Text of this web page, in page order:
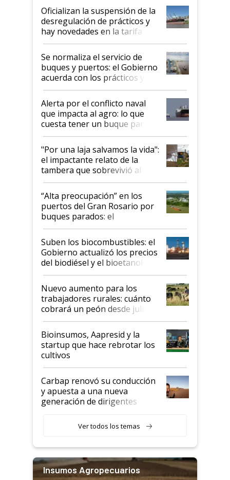
Oficializan la suspensión de la
desregulación de prácticos y
hay novedades en la tarifa de
la hidrovía
Se normaliza el servicio de
buques y puertos: el Gobierno
acuerda con los prácticos y
suspende el decreto de
desregulación
Alerta por el conflicto naval
que impacta al agro: lo que
cuesta tener un buque parado
y el peligro de que Argentina
pase a ser "país sucio"
"Por una laja salvamos la vida":
el impactante relato de la
tambera que sobrevivió al
tornado
“Alta preocupación” en los
puertos del Gran Rosario por
buques parados: el
funcionamiento de las
exportadoras en tensión tras
la medida de fuerza de los
prácticos
Suben los biocombustibles: el
Gobierno actualizó los precios
del biodiésel y el bioetanol
Nuevo aumento para los
trabajadores rurales: cuánto
cobrará un peón desde julio
Bioinsumos, Aapresid y la
startup que hace rebrotar los
cultivos
Carbap renovó su conducción
y apuesta a una nueva
generación de dirigentes
Ver todos los temas
Insumos Agropecuarios